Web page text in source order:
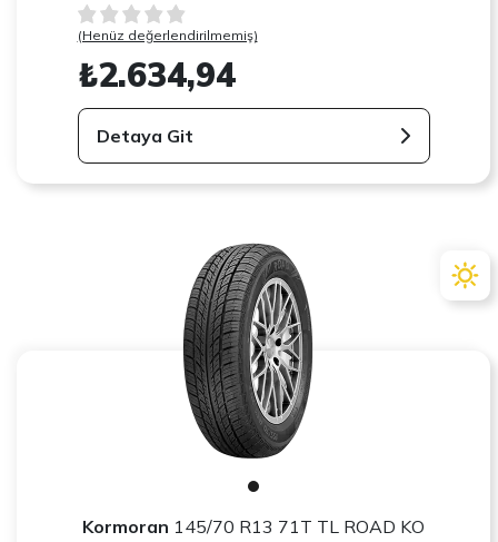
(Henüz değerlendirilmemiş)
₺2.634,94
Detaya Git
Kormoran 145/70 R13 71T TL ROAD KO